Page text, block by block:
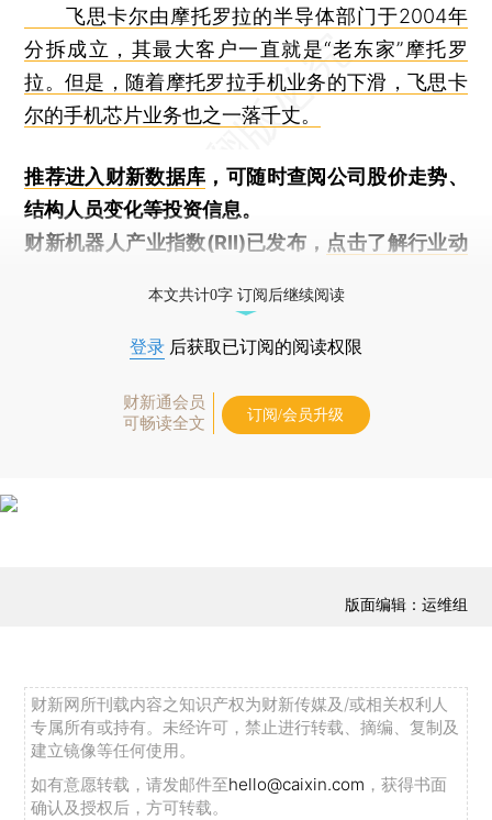
飞思卡尔由摩托罗拉的半导体部门于2004年
分拆成立，其最大客户一直就是“老东家”摩托罗
拉。但是，随着摩托罗拉手机业务的下滑，飞思卡
尔的手机芯片业务也之一落千丈。
推荐进入财新数据库 ，可随时查阅公司股价走势、
结构人员变化等投资信息。
财新机器人产业指数(RII)已发布， 点击了解行业动
本文共计0字 订阅后继续阅读
登录 后获取已订阅的阅读权限
财新通会员
可畅读全文
订阅/会员升级
版面编辑：运维组
财新网所刊载内容之知识产权为财新传媒及/或相关权利人
专属所有或持有。未经许可，禁止进行转载、摘编、复制及
建立镜像等任何使用。
如有意愿转载，请发邮件至hello@caixin.com ，获得书面
确认及授权后，方可转载。